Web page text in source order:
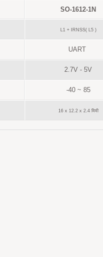
SO-1612-1N
L1 + IRNSS( L5 )
UART
2.7V - 5V
-40 ~ 85
16 x 12.2 x 2.4 मिमी